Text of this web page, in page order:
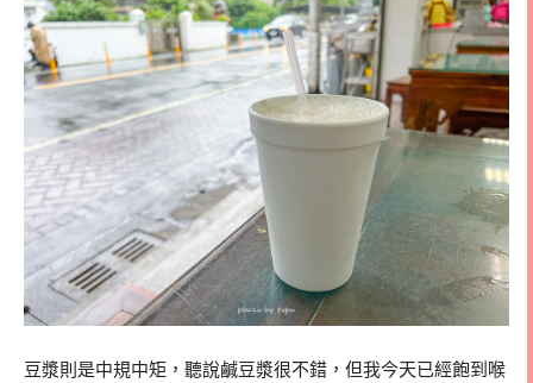
豆漿則是中規中矩，聽說鹹豆漿很不錯，但我今天已經飽到喉